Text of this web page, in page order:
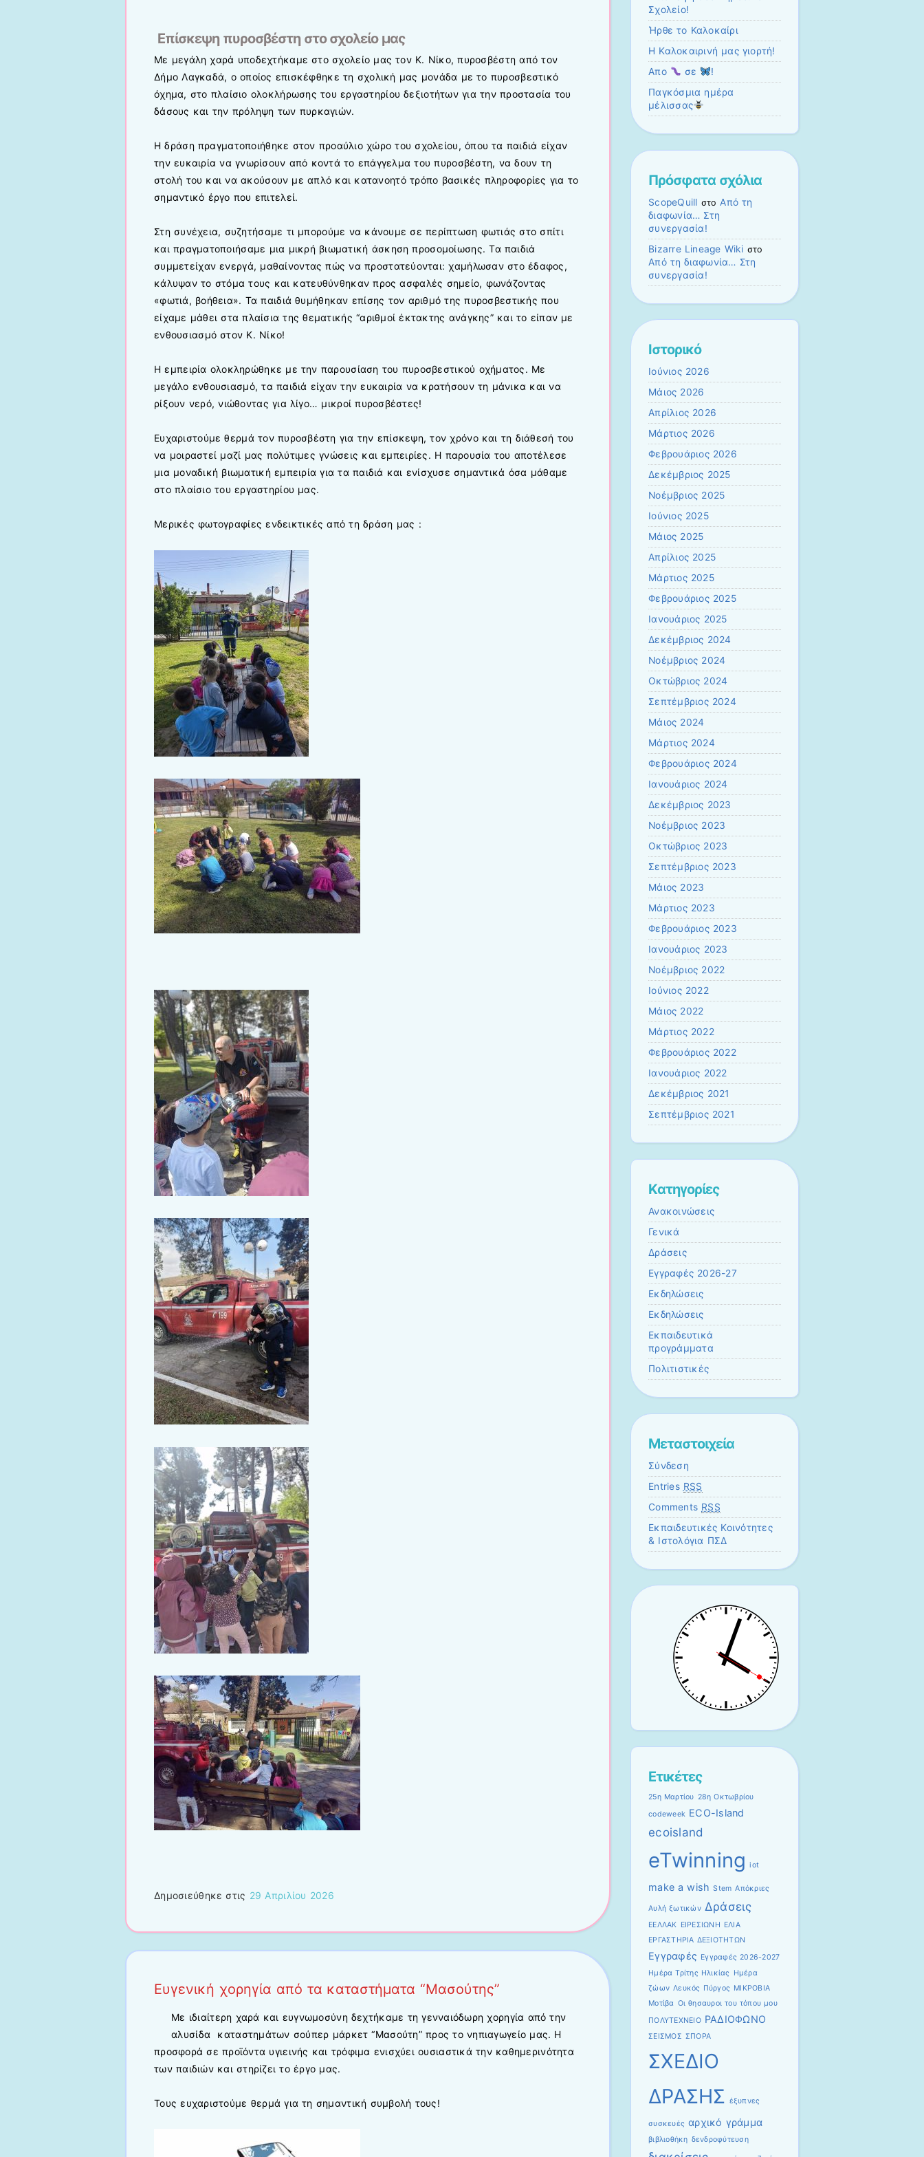
Επίσκεψη πυροσβέστη στο σχολείο μας
Με μεγάλη χαρά υποδεχτήκαμε στο σχολείο μας τον Κ. Νίκο, πυροσβέστη από τον
Δήμο Λαγκαδά, ο οποίος επισκέφθηκε τη σχολική μας μονάδα με το πυροσβεστικό
όχημα, στο πλαίσιο ολοκλήρωσης του εργαστηρίου δεξιοτήτων για την προστασία του
δάσους και την πρόληψη των πυρκαγιών.
Η δράση πραγματοποιήθηκε στον προαύλιο χώρο του σχολείου, όπου τα παιδιά είχαν
την ευκαιρία να γνωρίσουν από κοντά το επάγγελμα του πυροσβέστη, να δουν τη
στολή του και να ακούσουν με απλό και κατανοητό τρόπο βασικές πληροφορίες για το
σημαντικό έργο που επιτελεί.
Στη συνέχεια, συζητήσαμε τι μπορούμε να κάνουμε σε περίπτωση φωτιάς στο σπίτι
και πραγματοποιήσαμε μια μικρή βιωματική άσκηση προσομοίωσης. Τα παιδιά
συμμετείχαν ενεργά, μαθαίνοντας πώς να προστατεύονται: χαμήλωσαν στο έδαφος,
κάλυψαν το στόμα τους και κατευθύνθηκαν προς ασφαλές σημείο, φωνάζοντας
«φωτιά, βοήθεια». Τα παιδιά θυμήθηκαν επίσης τον αριθμό της πυροσβεστικής που
είχαμε μάθει στα πλαίσια της θεματικής “αριθμοί έκτακτης ανάγκης” και το είπαν με
ενθουσιασμό στον Κ. Νίκο!
Η εμπειρία ολοκληρώθηκε με την παρουσίαση του πυροσβεστικού οχήματος. Με
μεγάλο ενθουσιασμό, τα παιδιά είχαν την ευκαιρία να κρατήσουν τη μάνικα και να
ρίξουν νερό, νιώθοντας για λίγο… μικροί πυροσβέστες!
Ευχαριστούμε θερμά τον πυροσβέστη για την επίσκεψη, τον χρόνο και τη διάθεσή του
να μοιραστεί μαζί μας πολύτιμες γνώσεις και εμπειρίες. Η παρουσία του αποτέλεσε
μια μοναδική βιωματική εμπειρία για τα παιδιά και ενίσχυσε σημαντικά όσα μάθαμε
στο πλαίσιο του εργαστηρίου μας.
Μερικές φωτογραφίες ενδεικτικές από τη δράση μας :
Δημοσιεύθηκε στις 29 Απριλίου 2026
Ευγενική χορηγία από τα καταστήματα “Μασούτης”
Με ιδιαίτερη χαρά και ευγνωμοσύνη δεχτήκαμε τη γενναιόδωρη χορηγία από την
αλυσίδα καταστημάτων σούπερ μάρκετ “Μασούτη” προς το νηπιαγωγείο μας. Η
προσφορά σε προϊόντα υγιεινής και τρόφιμα ενισχύει ουσιαστικά την καθημερινότητα
των παιδιών και στηρίζει το έργο μας.
Τους ευχαριστούμε θερμά για τη σημαντική συμβολή τους!
Σχολείο!
Ήρθε το Καλοκαίρι
Η Καλοκαιρινή μας γιορτή!
Απο
σε
!
Παγκόσμια ημέρα
μέλισσας
Πρόσφατα σχόλια
ScopeQuill στο Από τη
διαφωνία… Στη
συνεργασία!
Bizarre Lineage Wiki στο
Από τη διαφωνία… Στη
συνεργασία!
Ιστορικό
Ιούνιος 2026
Μάιος 2026
Απρίλιος 2026
Μάρτιος 2026
Φεβρουάριος 2026
Δεκέμβριος 2025
Νοέμβριος 2025
Ιούνιος 2025
Μάιος 2025
Απρίλιος 2025
Μάρτιος 2025
Φεβρουάριος 2025
Ιανουάριος 2025
Δεκέμβριος 2024
Νοέμβριος 2024
Οκτώβριος 2024
Σεπτέμβριος 2024
Μάιος 2024
Μάρτιος 2024
Φεβρουάριος 2024
Ιανουάριος 2024
Δεκέμβριος 2023
Νοέμβριος 2023
Οκτώβριος 2023
Σεπτέμβριος 2023
Μάιος 2023
Μάρτιος 2023
Φεβρουάριος 2023
Ιανουάριος 2023
Νοέμβριος 2022
Ιούνιος 2022
Μάιος 2022
Μάρτιος 2022
Φεβρουάριος 2022
Ιανουάριος 2022
Δεκέμβριος 2021
Σεπτέμβριος 2021
Kατηγορίες
Ανακοινώσεις
Γενικά
Δράσεις
Εγγραφές 2026-27
Εκδηλώσεις
Εκδηλώσεις
Εκπαιδευτικά
προγράμματα
Πολιτιστικές
Μεταστοιχεία
Σύνδεση
Entries RSS
Comments RSS
Εκπαιδευτικές Κοινότητες
& Ιστολόγια ΠΣΔ
Ετικέτες
25η Μαρτίου 28η Οκτωβρίου
codeweek ECO-Island
ecoisland
eTwinning iot
make a wish Stem Απόκριες
Αυλή ξωτικών Δράσεις
ΕΕΛΛΑΚ ΕΙΡΕΣΙΩΝΗ ΕΛΙΑ
ΕΡΓΑΣΤΗΡΙΑ ΔΕΞΙΟΤΗΤΩΝ
Εγγραφές Εγγραφές 2026-2027
Ημέρα Τρίτης Ηλικίας
Ημέρα
ζώων Λευκός Πύργος ΜΙΚΡΟΒΙΑ
Μοτίβα Οι θησαυροι του τόπου μου
ΠΟΛΥΤΕΧΝΕΙΟ ΡΑΔΙΟΦΩΝΟ
ΣΕΙΣΜΟΣ ΣΠΟΡΑ
ΣΧΕΔΙΟ
ΔΡΑΣΗΣ έξυπνες
συσκευές αρχικό γράμμα
βιβλιοθήκη δενδροφύτευση